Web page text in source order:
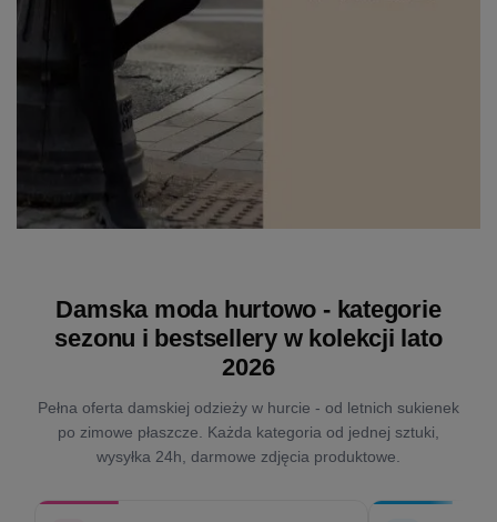
Damska moda hurtowo - kategorie
sezonu i bestsellery w kolekcji lato
2026
Pełna oferta damskiej odzieży w hurcie - od letnich sukienek
po zimowe płaszcze. Każda kategoria od jednej sztuki,
wysyłka 24h, darmowe zdjęcia produktowe.